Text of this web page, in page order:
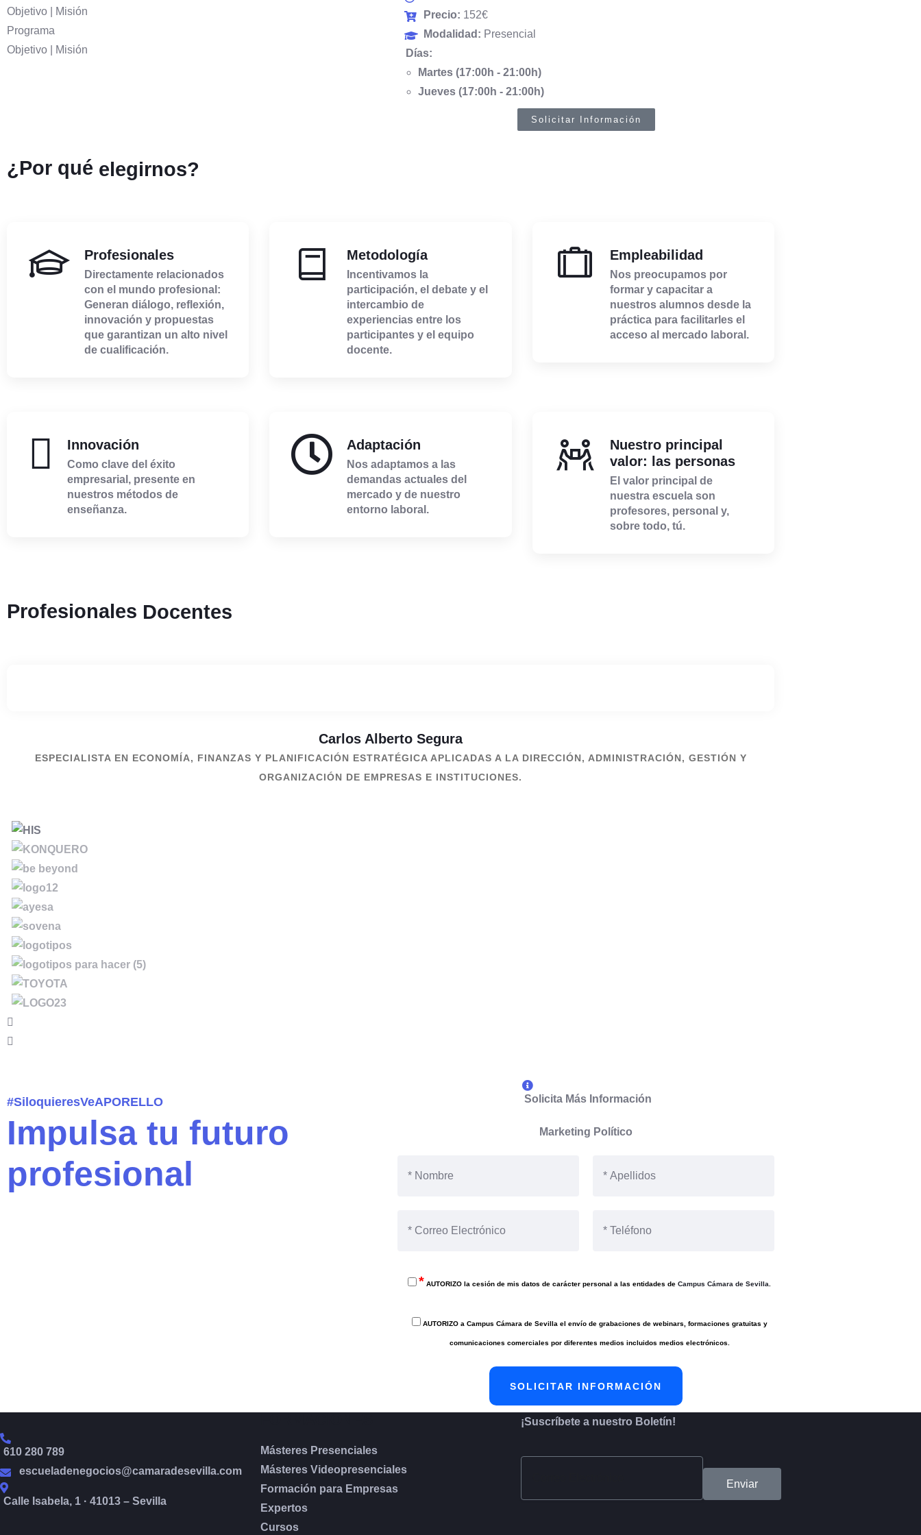
Objetivo | Misión
Programa
Objetivo | Misión
Precio: 152€
Modalidad: Presencial
Días:
Martes (17:00h - 21:00h)
Jueves (17:00h - 21:00h)
Solicitar Información
¿Por qué elegirnos?
Profesionales
Directamente relacionados
con el mundo profesional:
Generan diálogo, reflexión,
innovación y propuestas
que garantizan un alto nivel
de cualificación.
Metodología
Incentivamos la
participación, el debate y el
intercambio de
experiencias entre los
participantes y el equipo
docente.
Empleabilidad
Nos preocupamos por
formar y capacitar a
nuestros alumnos desde la
práctica para facilitarles el
acceso al mercado laboral.
Innovación
Como clave del éxito
empresarial, presente en
nuestros métodos de
enseñanza.
Adaptación
Nos adaptamos a las
demandas actuales del
mercado y de nuestro
entorno laboral.
Nuestro principal
valor: las personas
El valor principal de
nuestra escuela son
profesores, personal y,
sobre todo, tú.
Profesionales Docentes
Carlos Alberto Segura
ESPECIALISTA EN ECONOMÍA, FINANZAS Y PLANIFICACIÓN ESTRATÉGICA APLICADAS A LA DIRECCIÓN, ADMINISTRACIÓN, GESTIÓN Y
ORGANIZACIÓN DE EMPRESAS E INSTITUCIONES.
#SiloquieresVeAPORELLO
Impulsa tu futuro
profesional
Solicita Más Información
Marketing Político
* AUTORIZO la cesión de mis datos de carácter personal a las entidades de Campus Cámara de Sevilla
AUTORIZO a Campus Cámara de Sevilla el envío de grabaciones de webinars, formaciones gratuitas y
comunicaciones comerciales por diferentes medios incluidos medios electrónicos.
610 280 789
escueladenegocios@camaradesevilla.com
Calle Isabela, 1 · 41013 – Sevilla
Másteres Presenciales
Másteres Videopresenciales
Formación para Empresas
Expertos
Cursos
¡Suscríbete a nuestro Boletín!
Enviar